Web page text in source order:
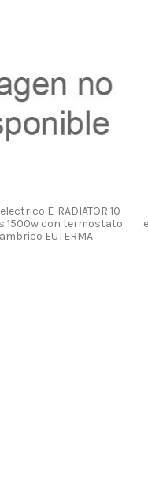
E-RADIATOR 10
1500w con termostato
EUTERMA